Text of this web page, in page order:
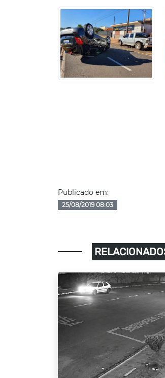
Publicado em:
25/08/2019 08:03